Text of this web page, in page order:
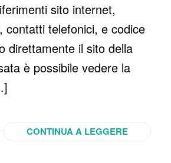
sito internet,
contatti telefonici, e codice
direttamente il sito della
è possibile vedere la
CONTINUA A LEGGERE